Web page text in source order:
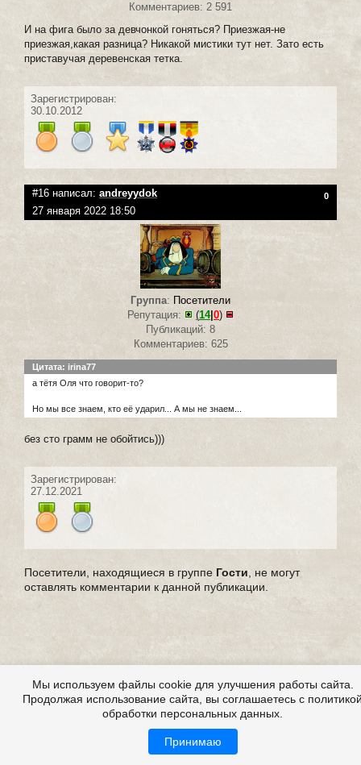
Комментариев: 2 591
И на фига было за девчонкой гоняться? Приезжая-не
приезжая,какая разница? Никакой мистики тут нет. Зато есть
приставучая деревенская тетка.
Зарегистрирован:
30.10.2012
#16 написал: andreyydok 0
27 января 2022 18:50
Группа: Посетители
Репутация:
(14| 0)
Публикаций: 8
Комментариев: 625
Цитата: irina77
а тётя Оля что говорит-то?
Но мы все знаем, кто её ударил... А мы не знаем...
без сто грамм не обойтись)))
Зарегистрирован:
27.12.2021
Посетители, находящиеся в группе Гости , не могут
оставлять комментарии к данной публикации.
Мы используем файлы cookie для улучшения работы сайта.
Продолжая использование сайта, вы соглашаетесь с
обработки персональных данных.
Принимаю